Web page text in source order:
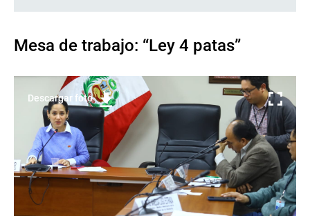
Mesa de trabajo: “Ley 4 patas”
Descargar foto